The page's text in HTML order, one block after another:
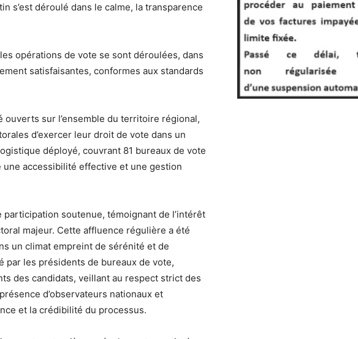
s’est déroulé dans le calme, la transparence
opérations de vote se sont déroulées, dans
satisfaisantes, conformes aux standards
sur l’ensemble du territoire régional,
d’exercer leur droit de vote dans un
déployé, couvrant 81 bureaux de vote
accessibilité effective et une gestion
soutenue, témoignant de l’intérêt
majeur. Cette affluence régulière a été
un climat empreint de sérénité et de
par les présidents de bureaux de vote,
des candidats, veillant au respect strict des
d’observateurs nationaux et
et la crédibilité du processus.